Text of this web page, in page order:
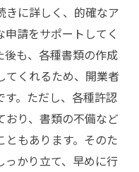
きに詳しく、的確なア
請をサポートしてく
後も、各種書類の作成
てくれるため、開業者
す。ただし、各種許認
おり、書類の不備など
もあります。そのた
っかり立て、早めに行